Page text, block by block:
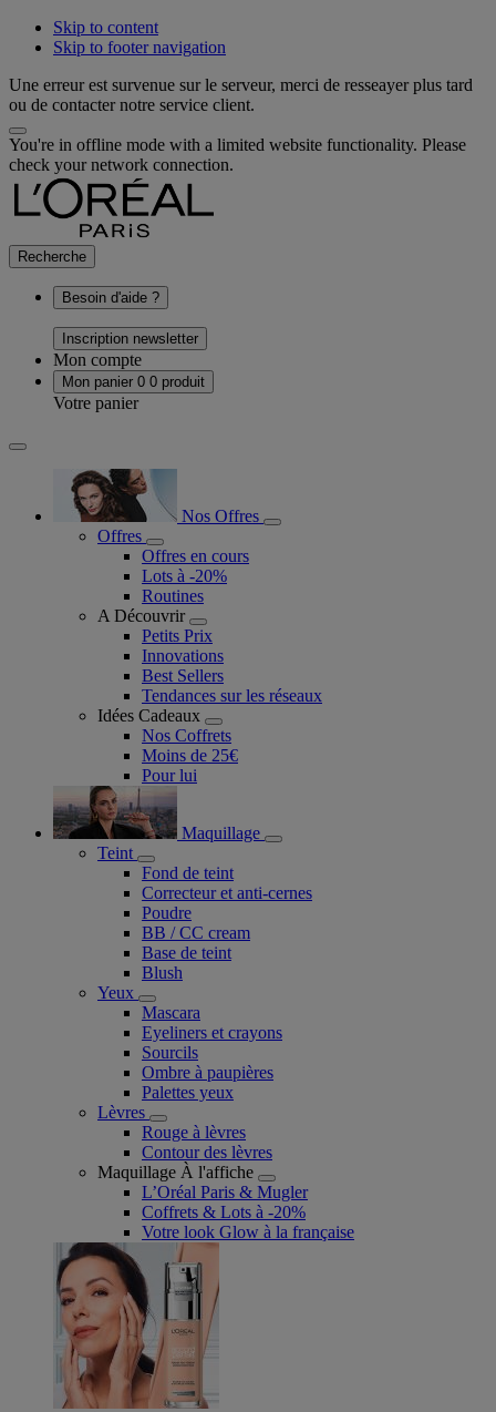
Skip to content
Skip to footer navigation
Une erreur est survenue sur le serveur, merci de resseayer plus tard
ou de contacter notre service client.
You're in offline mode with a limited website functionality. Please
check your network connection.
Recherche
Besoin d'aide ?
Inscription newsletter
Mon compte
Mon panier 0 0 produit
Votre panier
Nos Offres
Offres
Offres en cours
Lots à -20%
Routines
A Découvrir
Petits Prix
Innovations
Best Sellers
Tendances sur les réseaux
Idées Cadeaux
Nos Coffrets
Moins de 25€
Pour lui
Maquillage
Teint
Fond de teint
Correcteur et anti-cernes
Poudre
BB / CC cream
Base de teint
Blush
Yeux
Mascara
Eyeliners et crayons
Sourcils
Ombre à paupières
Palettes yeux
Lèvres
Rouge à lèvres
Contour des lèvres
Maquillage À l'affiche
L’Oréal Paris & Mugler
Coffrets & Lots à -20%
Votre look Glow à la française